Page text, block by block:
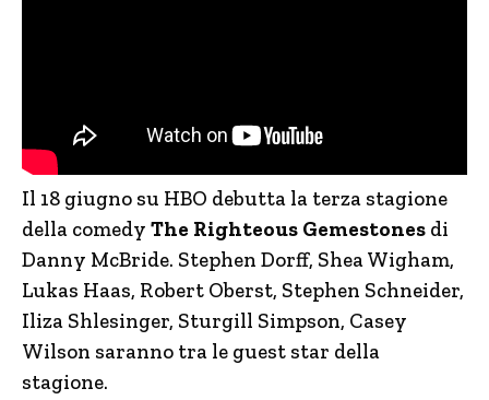
Il 18 giugno su HBO debutta la terza stagione
della comedy The Righteous Gemestones di
Danny McBride. Stephen Dorff, Shea Wigham,
Lukas Haas, Robert Oberst, Stephen Schneider,
Iliza Shlesinger, Sturgill Simpson, Casey
Wilson saranno tra le guest star della
stagione.